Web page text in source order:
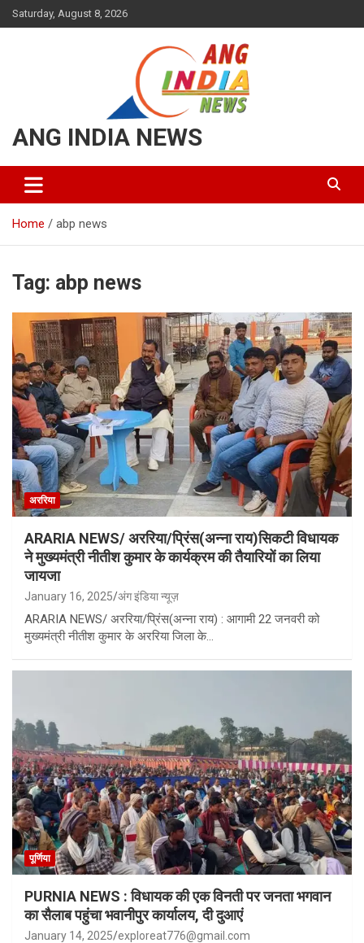
Saturday, August 8, 2026
ANG INDIA NEWS
Home abp news
Tag: abp news
अररिया
ARARIA NEWS/ अररिया/प्रिंस(अन्ना राय)सिकटी विधायक
ने मुख्यमंत्री नीतीश कुमार के कार्यक्रम की तैयारियों का लिया
जायजा
January 16, 2025 अंग इंडिया न्यूज़
ARARIA NEWS/ अररिया/प्रिंस(अन्ना राय) : आगामी 22 जनवरी को
मुख्यमंत्री नीतीश कुमार के अररिया जिला के…
पूर्णिया
PURNIA NEWS : विधायक की एक विनती पर जनता भगवान
का सैलाब पहुंचा भवानीपुर कार्यालय, दी दुआएं
January 14, 2025 exploreat776@gmail.com